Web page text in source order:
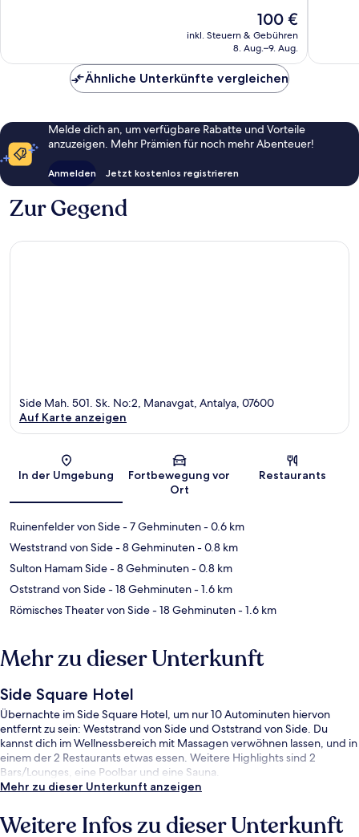
Der
Preis
beträgt
100 €
inkl. Steuern & Gebühren
8. Aug.–9. Aug.
Ähnliche Unterkünfte vergleichen
Melde dich an, um verfügbare Rabatte und Vorteile
anzuzeigen. Mehr Prämien für noch mehr Abenteuer!
Anmelden Jetzt kostenlos registrieren
Zur Gegend
Karte
Side Mah. 501. Sk. No:2, Manavgat, Antalya, 07600
Auf Karte anzeigen
In der Umgebung
Fortbewegung vor
Ort
Restaurants
Ruinenfelder von Side- 7 Gehminuten- 0.6 km
Weststrand von Side- 8 Gehminuten- 0.8 km
Sulton Hamam Side- 8 Gehminuten- 0.8 km
Oststrand von Side- 18 Gehminuten- 1.6 km
Römisches Theater von Side- 18 Gehminuten- 1.6 km
Mehr zu dieser Unterkunft
Side Square Hotel
Übernachte im Side Square Hotel, um nur 10 Autominuten hiervon
entfernt zu sein: Weststrand von Side und Oststrand von Side. Du
kannst dich im Wellnessbereich mit Massagen verwöhnen lassen, und in
einem der 2 Restaurants etwas essen. Weitere Highlights sind 2
Bars/Lounges, eine Poolbar und eine Sauna.
Mehr zu dieser Unterkunft anzeigen
Weitere Infos zu dieser Unterkunft